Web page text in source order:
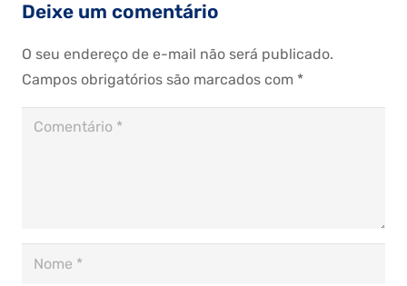
Deixe um comentário
O seu endereço de e-mail não será publicado.
Campos obrigatórios são marcados com *